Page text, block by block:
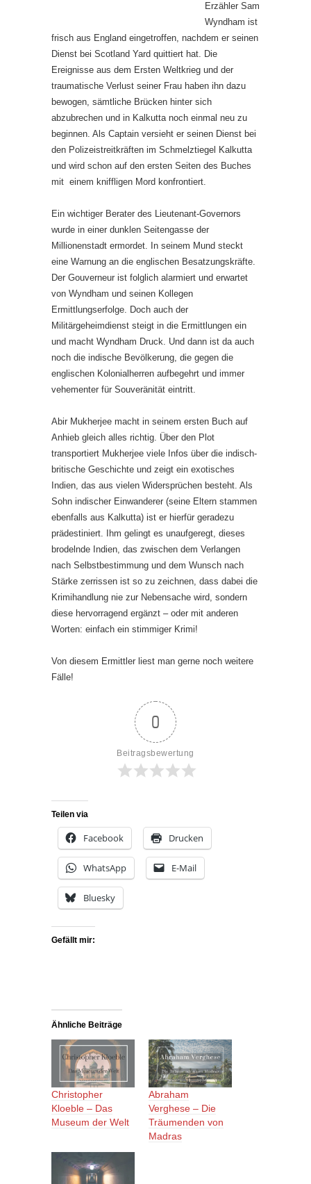
Erzähler Sam
Wyndham ist
frisch aus England eingetroffen, nachdem er seinen
Dienst bei Scotland Yard quittiert hat. Die
Ereignisse aus dem Ersten Weltkrieg und der
traumatische Verlust seiner Frau haben ihn dazu
bewogen, sämtliche Brücken hinter sich
abzubrechen und in Kalkutta noch einmal neu zu
beginnen. Als Captain versieht er seinen Dienst bei
den Polizeistreitkräften im Schmelztiegel Kalkutta
und wird schon auf den ersten Seiten des Buches
mit einem kniffligen Mord konfrontiert.
Ein wichtiger Berater des Lieutenant-Governors
wurde in einer dunklen Seitengasse der
Millionenstadt ermordet. In seinem Mund steckt
eine Warnung an die englischen Besatzungskräfte.
Der Gouverneur ist folglich alarmiert und erwartet
von Wyndham und seinen Kollegen
Ermittlungserfolge. Doch auch der
Militärgeheimdienst steigt in die Ermittlungen ein
und macht Wyndham Druck. Und dann ist da auch
noch die indische Bevölkerung, die gegen die
englischen Kolonialherren aufbegehrt und immer
vehementer für Souveränität eintritt.
Abir Mukherjee macht in seinem ersten Buch auf
Anhieb gleich alles richtig. Über den Plot
transportiert Mukherjee viele Infos über die indisch-
britische Geschichte und zeigt ein exotisches
Indien, das aus vielen Widersprüchen besteht. Als
Sohn indischer Einwanderer (seine Eltern stammen
ebenfalls aus Kalkutta) ist er hierfür geradezu
prädestiniert. Ihm gelingt es unaufgeregt, dieses
brodelnde Indien, das zwischen dem Verlangen
nach Selbstbestimmung und dem Wunsch nach
Stärke zerrissen ist so zu zeichnen, dass dabei die
Krimihandlung nie zur Nebensache wird, sondern
diese hervorragend ergänzt – oder mit anderen
Worten: einfach ein stimmiger Krimi!
Von diesem Ermittler liest man gerne noch weitere
Fälle!
0
Beitragsbewertung
Teilen via
Facebook Drucken
WhatsApp E-Mail
Bluesky
Gefällt mir:
Ähnliche Beiträge
Christopher
Kloeble – Das
Museum der Welt
Abraham
Verghese – Die
Träumenden von
Madras